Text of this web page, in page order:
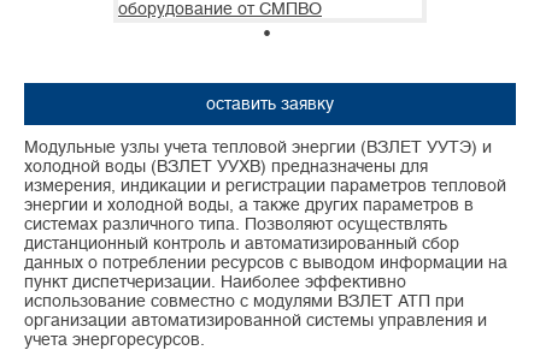
оставить заявку
Модульные узлы учета тепловой энергии (ВЗЛЕТ УУТЭ) и
холодной воды (ВЗЛЕТ УУХВ) предназначены для
измерения, индикации и регистрации параметров тепловой
энергии и холодной воды, а также других параметров в
системах различного типа. Позволяют осуществлять
дистанционный контроль и автоматизированный сбор
данных о потреблении ресурсов с выводом информации на
пункт диспетчеризации. Наиболее эффективно
использование совместно с модулями ВЗЛЕТ АТП при
организации автоматизированной системы управления и
учета энергоресурсов.